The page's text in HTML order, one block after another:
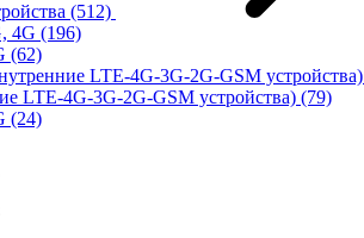
(512)
4G (196)
(62)
LTE-4G-3G-2G-GSM устройства)
LTE-4G-3G-2G-GSM устройства) (79)
(24)